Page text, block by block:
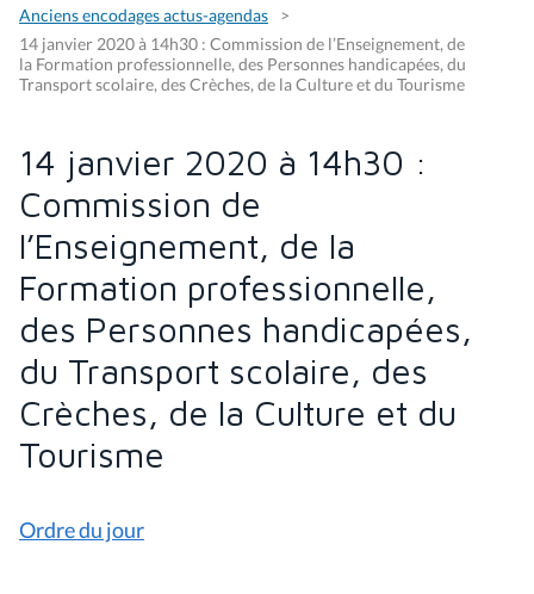
Anciens encodages actus-agendas
14 janvier 2020 à 14h30 : Commission de l’Enseignement, de
la Formation professionnelle, des Personnes handicapées, du
Transport scolaire, des Crèches, de la Culture et du Tourisme
14 janvier 2020 à 14h30 :
Commission de
l’Enseignement, de la
Formation professionnelle,
des Personnes handicapées,
du Transport scolaire, des
Crèches, de la Culture et du
Tourisme
Ordre du jour